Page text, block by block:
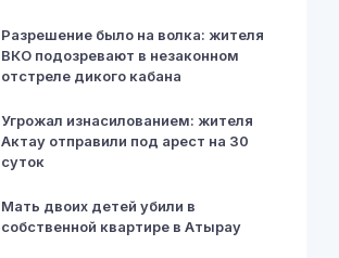
Разрешение было на волка: жителя
ВКО подозревают в незаконном
отстреле дикого кабана
Угрожал изнасилованием: жителя
Актау отправили под арест на 30
суток
Мать двоих детей убили в
собственной квартире в Атырау